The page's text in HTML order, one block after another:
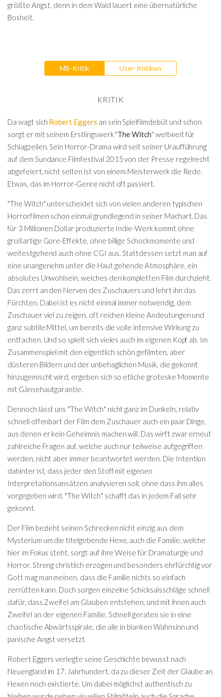
größte Angst, denn in dem Wald lauert eine übernatürliche
Bosheit.
MB-Kritik User-Kritiken
KRITIK
Da wagt sich Robert Eggers an sein Spielfilmdebüt und schon
sorgt er mit seinem Erstlingswerk "The Witch" weltweit für
Schlagzeilen. Sein Horror-Drama wird seit seiner Uraufführung
auf dem Sundance Filmfestival 2015 von der Presse regelrecht
abgefeiert, nicht selten ist von einem Meisterwerk die Rede.
Etwas, das im Horror-Genre nicht oft passiert.
"The Witch" unterscheidet sich von vielen anderen typischen
Horrorfilmen schon einmal grundlegend in seiner Machart. Das
für 3 Millionen Dollar produzierte Indie-Werk kommt ohne
großartige Gore-Effekte, ohne billige Schockmomente und
weitestgehend auch ohne CGI aus. Stattdessen setzt man auf
eine unangenehm unter die Haut gehende Atmosphäre, ein
absolutes Unwohlsein, welches den kompletten Film durchzieht.
Das zerrt an den Nerven des Zuschauers und lehrt ihn das
Fürchten. Dabei ist es nicht einmal immer notwendig, dem
Zuschauer viel zu zeigen, oft reichen kleine Andeutungen und
ganz subtile Mittel, um bereits die volle intensive Wirkung zu
entfachen. Und so spielt sich vieles auch im eigenen Kopf ab. Im
Zusammenspiel mit den eigentlich schön gefilmten, aber
düsteren Bildern und der unbehaglichen Musik, die gekonnt
hinzugemischt wird, ergeben sich so etliche groteske Momente
mit Gänsehautgarantie.
Dennoch lässt uns "The Witch" nicht ganz im Dunkeln, relativ
schnell offenbart der Film dem Zuschauer auch ein paar Dinge,
aus denen er kein Geheimnis machen will. Das wirft zwar erneut
zahlreiche Fragen auf, welche auch nur teilweise aufgegriffen
werden, nicht aber immer beantwortet werden. Die Intention
dahinter ist, dass jeder den Stoff mit eigenen
Interpretationsansätzen analysieren soll, ohne dass ihm alles
vorgegeben wird. "The Witch" schafft das in jedem Fall sehr
gekonnt.
Der Film bezieht seinen Schrecken nicht einzig aus dem
Mysterium um die titelgebende Hexe, auch die Familie, welche
hier im Fokus steht, sorgt auf ihre Weise für Dramaturgie und
Horror. Streng christlich erzogen und besonders ehrfürchtig vor
Gott mag man meinen, dass die Familie nichts so einfach
zerrütten kann. Doch sorgen einzelne Schicksalsschläge schnell
dafür, dass Zweifel am Glauben entstehen, und mit ihnen auch
Zweifel an der eigenen Familie. Schnell geraten sie in eine
chaotische Abwärtsspirale, die alle in blanken Wahnsinn und
panische Angst versetzt.
Robert Eggers verlegte seine Geschichte bewusst nach
Neuengland im 17. Jahrhundert, da zu dieser Zeit der Glaube an
Hexen noch existierte. Um dabei möglichst authentisch zu